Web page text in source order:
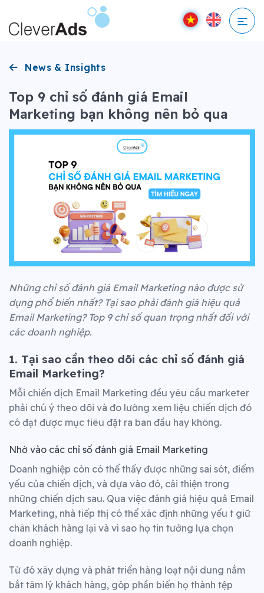
qua
nội
News & Insights
Top 9 chỉ số đánh giá Email
Marketing bạn không nên bỏ qua
Những chỉ số đánh giá Email Marketing nào được sử
dụng phổ biến nhất? Tại sao phải đánh giá hiệu quả
Email Marketing? Top 9 chỉ số quan trọng nhất đối với
các doanh nghiệp.
1. Tại sao cần theo dõi các chỉ số đánh giá
Email Marketing?
Mỗi chiến dịch Email Marketing đều yêu cầu marketer
phải chú ý theo dõi và đo lường xem liệu chiến dịch đó
có đạt được mục tiêu đặt ra ban đầu hay không.
Nhờ vào các chỉ số đánh giá Email Marketing
Doanh nghiệp còn có thể thấy được những sai sót, điểm
yếu của chiến dịch, và dựa vào đó, cải thiện trong
những chiến dịch sau. Qua việc đánh giá hiệu quả Email
Marketing, nhà tiếp thị có thể xác định những yếu t giữ
chân khách hàng lại và vì sao họ tin tưởng lựa chọn
doanh nghiệp.
Từ đó xây dựng và phát triển hàng loạt nội dung nắm
bắt tâm lý khách hàng, góp phần biến họ thành tệp